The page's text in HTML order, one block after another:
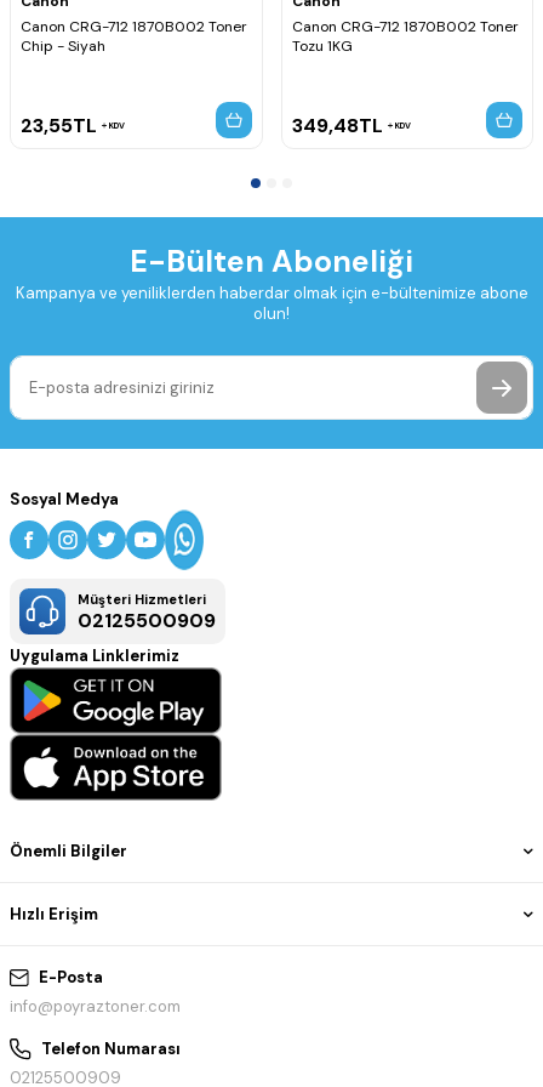
Canon CRG-712 1870B002 Toner
Chip - Siyah
23,55TL KDV
Canon CRG-712 1870B002 Toner
Tozu 1KG
349,48TL KDV
E-Bülten Aboneliği
Kampanya ve yeniliklerden haberdar olmak için e-bültenimize abone
olun!
E-Posta
info@poyraztoner.com
Telefon Numarası
02125500909
Önemli Bilgiler
Hızlı Erişim
Sosyal Medya
Müşteri Hizmetleri
02125500909
Uygulama Linklerimiz